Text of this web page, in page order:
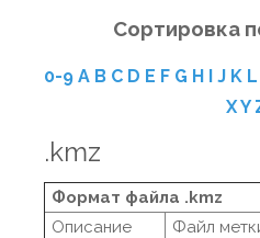
Сортировка
0-9 A B C D E F G H I J K L
XY
.kmz
Формат файла .kmz
Описание
Файл